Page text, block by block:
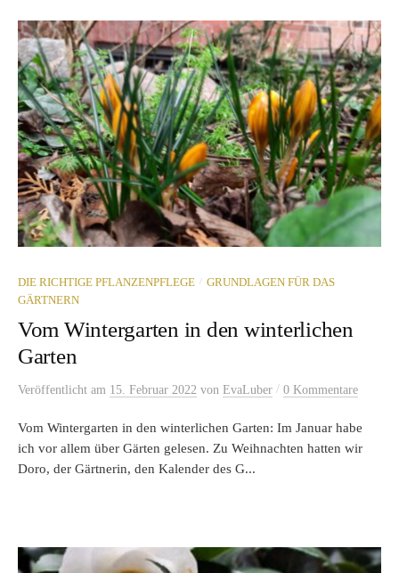
DIE RICHTIGE PFLANZENPFLEGE / GRUNDLAGEN FÜR DAS
GÄRTNERN
Vom Wintergarten in den winterlichen
Garten
Veröffentlicht am 15. Februar 2022 von EvaLuber / 0 Kommentare
Vom Wintergarten in den winterlichen Garten: Im Januar habe
ich vor allem über Gärten gelesen. Zu Weihnachten hatten wir
Doro, der Gärtnerin, den Kalender des G...